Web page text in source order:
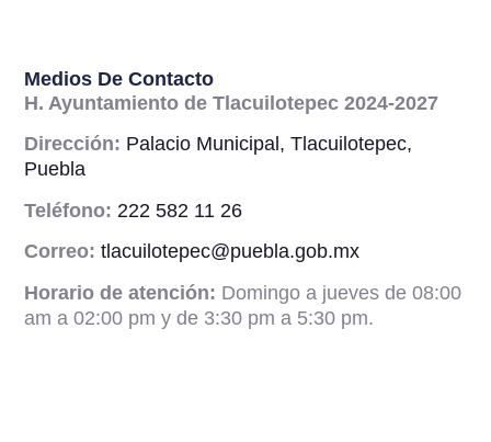
Medios De Contacto
H. Ayuntamiento de Tlacuilotepec 2024-2027
Dirección: Palacio Municipal, Tlacuilotepec,
Puebla
Teléfono: 222 582 11 26
Correo: tlacuilotepec@puebla.gob.mx
Horario de atención: Domingo a jueves de 08:00
am a 02:00 pm y de 3:30 pm a 5:30 pm.